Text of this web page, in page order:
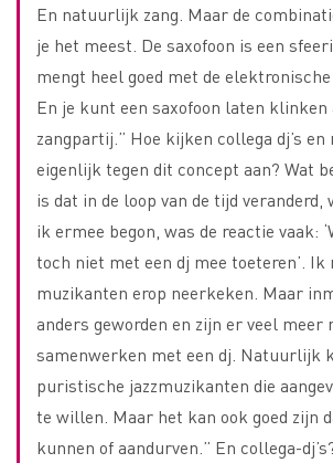
En natuurlijk zang. Maar de
je het meest. De saxofoon is een
mengt heel goed met de elektronische
En je kunt een saxofoon laten klinken
zangpartij.” Hoe kijken collega dj’s
eigenlijk tegen dit concept aan? Wat
is dat in de loop van de tijd veranderd,
ik ermee begon, was de reactie vaak:
toch niet met een dj mee toeteren’.
muzikanten erop neerkeken. Maar
anders geworden en zijn er veel meer
samenwerken met een dj. Natuurlijk
puristische jazzmuzikanten die
te willen. Maar het kan ook goed zijn
kunnen of aandurven.” En collega-